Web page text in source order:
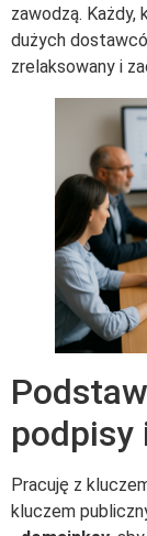
zawodzą. Każdy,
dużych
zrelaksowany i
podpisy
Pracuję z
kluczem